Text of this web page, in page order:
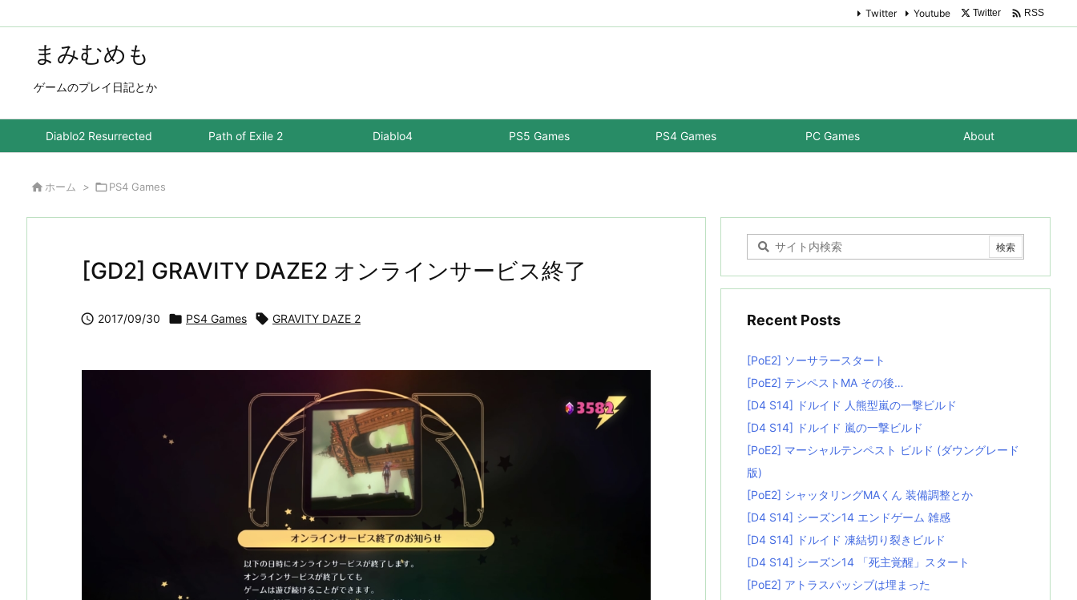
まみむめも
ゲームのプレイ日記とか
Diablo2 Resurrected Path of Exile 2 Diablo4 PS5 Games PS4 Games PC Games About
Twitter Youtube Twitter  RSS
 ホーム > PS4 Games
[GD2] GRAVITY DAZE2 オンラインサービス終了
 2017/09/30  PS4 Games  GRAVITY DAZE 2 Recent Posts
[PoE2] ソーサラースタート
[PoE2] テンペストMA その後…
[D4 S14] ドルイド 人熊型嵐の一撃ビルド
[D4 S14] ドルイド 嵐の一撃ビルド
[PoE2] マーシャルテンペスト ビルド (ダウングレード
版)
[PoE2] シャッタリングMAくん 装備調整とか
[D4 S14] シーズン14 エンドゲーム 雑感
[D4 S14] ドルイド 凍結切り裂きビルド
[D4 S14] シーズン14 「死主覚醒」スタート
[PoE2] アトラスパッシブは埋まった